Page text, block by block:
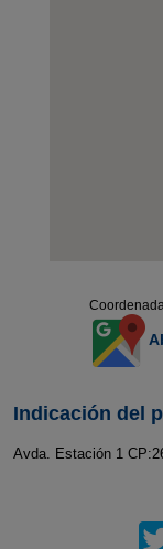
Indicación del
Avda. Estación 1